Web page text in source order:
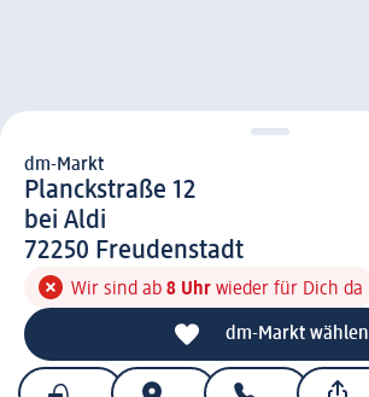
d m-Markt
dm-Markt
Planckstraße 12
bei Aldi
7 2 2 5 0
72250 Freudenstadt
Wir sind ab 8 Uhr wieder für Dich da
dm-Markt wählen